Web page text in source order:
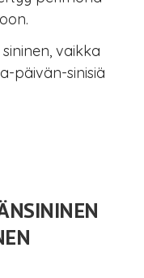
vaikka
päivän-sinisiä